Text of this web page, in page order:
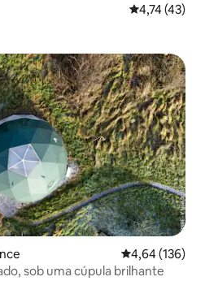
4,74 de uma
4,74 (43)
4,64 de uma
4,64 (136)
sob uma cúpula brilhante